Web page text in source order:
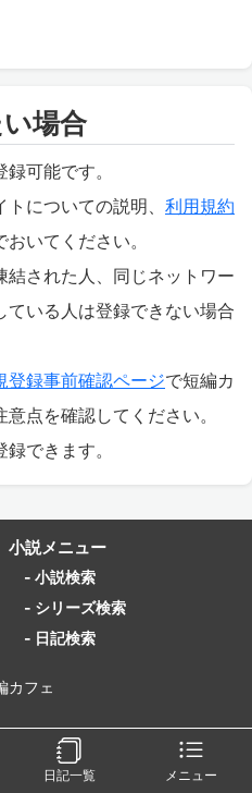
場合
可能です。
についての説明、 利用規約
いてください。
結された人、同じネットワー
ている人は登録できない場合
登録事前確認ページで短編カ
点を確認してください。
できます。
日記一覧 メニュー
小説メニュー
- 小説検索
- シリーズ検索
- 日記検索
カフェ